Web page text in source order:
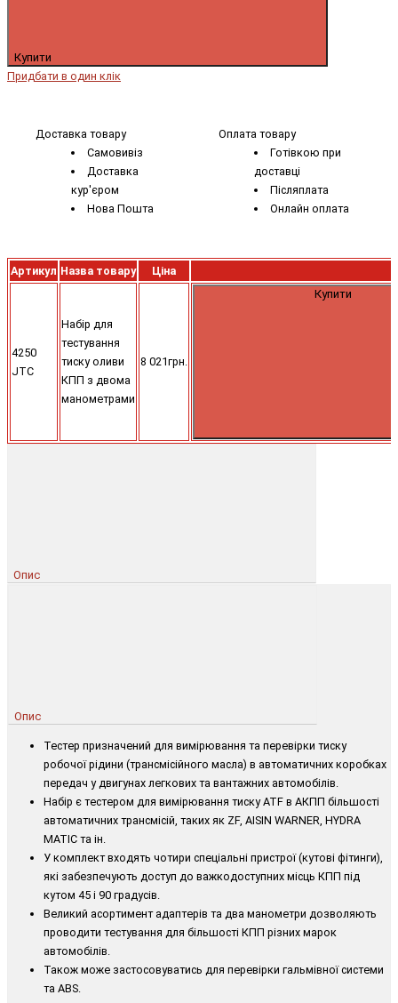
Купити
Придбати в один клік
Доставка товару
Самовивіз
Доставка
кур'єром
Нова Пошта
Оплата товару
Готівкою при
доставці
Післяплата
Онлайн оплата
Артикул Назва товару Ціна
4250
JTC
Набір для
тестування
тиску оливи
КПП з двома
манометрами
8 021грн.
Купити
Опис
Опис
Тестер призначений для вимірювання та перевірки тиску
робочої рідини (трансмісійного масла) в автоматичних коробках
передач у двигунах легкових та вантажних автомобілів.
Набір є тестером для вимірювання тиску ATF в АКПП більшості
автоматичних трансмісій, таких як ZF, AISIN WARNER, HYDRA
MATIC та ін.
У комплект входять чотири спеціальні пристрої (кутові фітинги),
які забезпечують доступ до важкодоступних місць КПП під
кутом 45 і 90 градусів.
Великий асортимент адаптерів та два манометри дозволяють
проводити тестування для більшості КПП різних марок
автомобілів.
Також може застосовуватись для перевірки гальмівної системи
та ABS.